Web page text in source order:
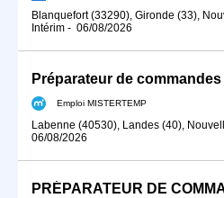
Blanquefort (33290), Gironde (33),
Intérim - 06/08/2026
Préparateur de commandes
Emploi MISTERTEMP
Labenne (40530), Landes (40),
06/08/2026
PRÉPARATEUR DE